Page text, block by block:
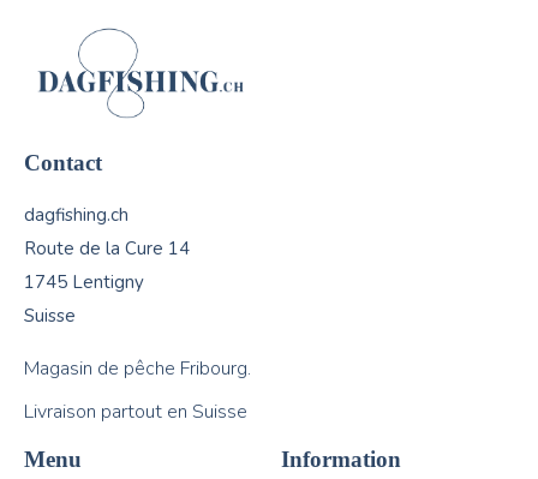
Contact
dagfishing.ch
Route de la Cure 14
1745 Lentigny
Suisse
Magasin de pêche Fribourg.
Livraison partout en Suisse
Menu Information